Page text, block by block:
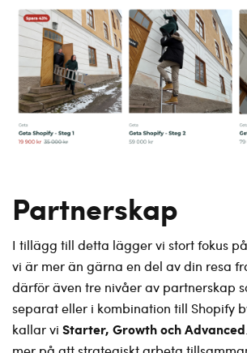
Partnerskap
I tillägg till detta lägger vi stort fokus
vi är mer än gärna en del av din resa
därför även tre nivåer av partnerskap
separat eller i kombination till Shopify
kallar vi Starter, Growth och Advanced